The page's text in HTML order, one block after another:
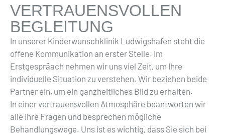
VERTRAUENSVOLLEN
BEGLEITUNG
In unserer Kinderwunschklinik Ludwigshafen steht die
offene Kommunikation an erster Stelle. Im
Erstgespräach nehmen wir uns viel Zeit, um Ihre
individuelle Situation zu verstehen. Wir beziehen beide
Partner ein, um ein ganzheitliches Bild zu erhalten.
In einer vertrauensvollen Atmosphäre beantworten wir
alle Ihre Fragen und besprechen mögliche
Behandlungswege. Uns ist es wichtig, dass Sie sich bei